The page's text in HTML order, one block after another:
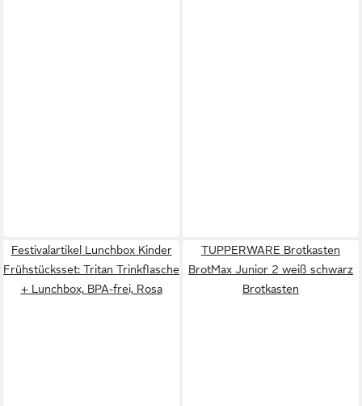
Festivalartikel Lunchbox Kinder
Frühstücksset: Tritan Trinkflasche
+ Lunchbox, BPA-frei, Rosa
TUPPERWARE Brotkasten
BrotMax Junior 2 weiß schwarz
Brotkasten